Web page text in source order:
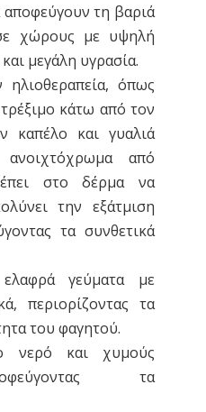
αποφεύγουν τη βαριά
χώρους με υψηλή
μεγάλη υγρασία.
όπως
κάτω από τον
καπέλο και γυαλιά
από
στο δέρμα να
την εξάτμιση
τα συνθετικά
γεύματα με
περιορίζοντας τα
του φαγητού.
νερό και χυμούς
τα